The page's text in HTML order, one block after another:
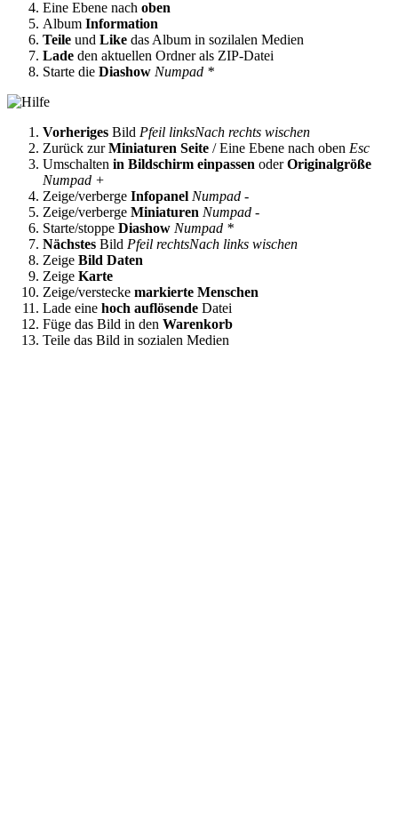
Eine Ebene nach oben
Album Information
Teile und Like das Album in sozilalen Medien
Lade den aktuellen Ordner als ZIP-Datei
Starte die Diashow Numpad *
Vorheriges Bild Pfeil linksNach rechts wischen
Zurück zurMiniaturen Seite / Eine Ebene nach oben Esc
Umschalten in Bildschirm einpassen oderOriginalgröße
Numpad +
Zeige/verberge Infopanel Numpad -
Zeige/verberge Miniaturen Numpad -
Starte/stoppe Diashow Numpad *
Nächstes Bild Pfeil rechtsNach links wischen
Zeige Bild Daten
Zeige Karte
Zeige/verstecke markierte Menschen
Lade eine hoch auflösende Datei
Füge das Bild in den Warenkorb
Teile das Bild in sozialen Medien